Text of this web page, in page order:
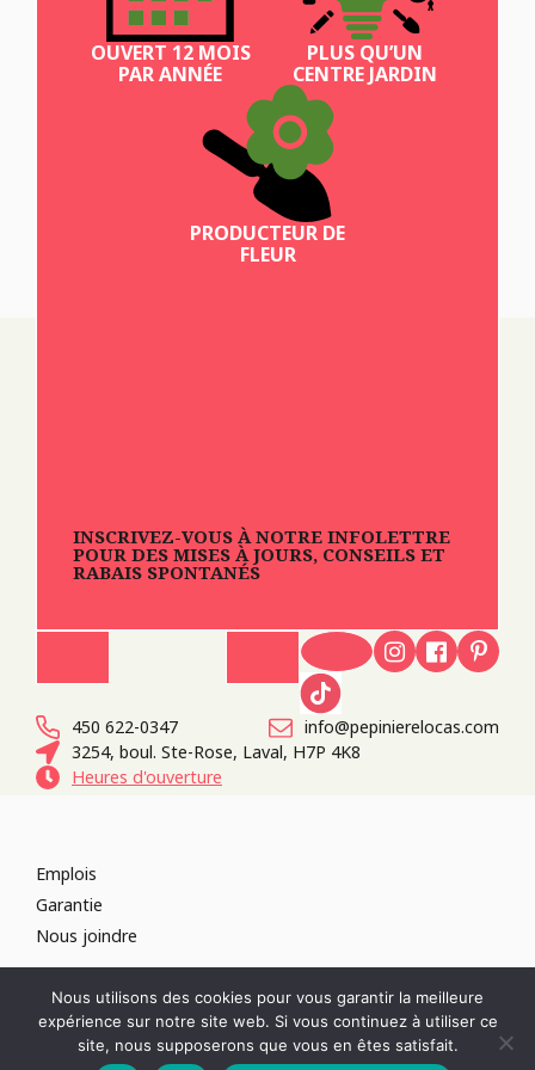
OUVERT 12 MOIS
PAR ANNÉE
PLUS QU’UN
CENTRE JARDIN
PRODUCTEUR DE
FLEUR
INSCRIVEZ-VOUS À NOTRE INFOLETTRE
POUR DES MISES À JOURS, CONSEILS ET
RABAIS SPONTANÉS
450 622-0347
info@pepinierelocas.com
3254, boul. Ste-Rose, Laval, H7P 4K8
Heures d'ouverture
Emplois
Garantie
Nous joindre
SITES WEB :PAR DESIGN, AGENCE WEB
RÉVOQUER LE CONSENTEMENT
POLITIQUE DE CONFIDENTIALITÉ
Nous utilisons des cookies pour vous garantir la meilleure
expérience sur notre site web. Si vous continuez à utiliser ce
site, nous supposerons que vous en êtes satisfait.